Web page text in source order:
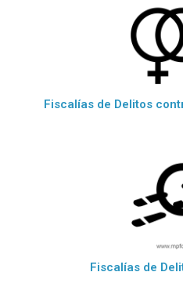
Fiscalías de Delitos
Fiscalías de